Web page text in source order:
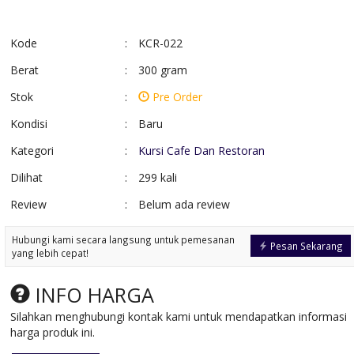
Kode :
KCR-022
Berat
:
300 gram
Stok
:
Pre Order
Kondisi
:
Baru
Kategori
:
Kursi Cafe Dan Restoran
Dilihat
:
299 kali
Review
: Belum ada review
Pesan Sekarang
Hubungi kami secara langsung untuk pemesanan
yang lebih cepat!
INFO HARGA
Silahkan menghubungi kontak kami untuk mendapatkan informasi
harga produk ini.
Kursi Tamu Sudut
*Harga Hubungi CS
Pre Order
*Harga Hubungi
Pre Order